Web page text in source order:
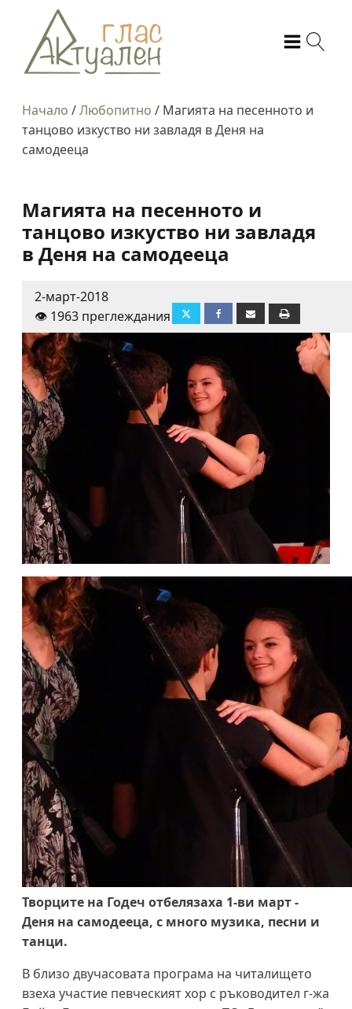
Начало /Любопитно / Магията на песенното и
танцово изкуство ни завладя в Деня на
самодееца
Магията на песенното и
танцово изкуство ни завладя
в Деня на самодееца
2-март-2018
👁️ 1963 преглеждания
Творците на Годеч отбелязаха 1-ви март -
Деня на самодееца, с много музика, песни и
танци.
В близо двучасовата програма на читалището
взеха участие певческият хор с ръководител г-жа